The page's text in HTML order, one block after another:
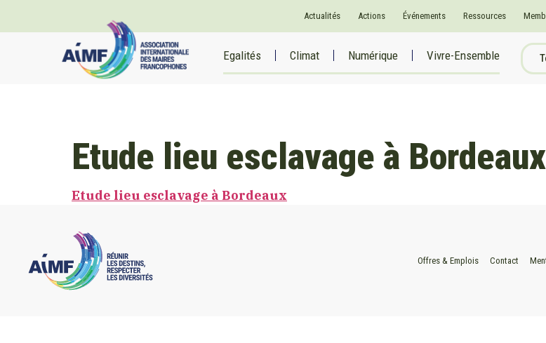
Actualités Actions Événements Ressources
Egalités Climat Numérique Vivre-Ensemble
Etude lieu esclavage à Bordeaux
Etude lieu esclavage à Bordeaux
Offres & Emplois Contact